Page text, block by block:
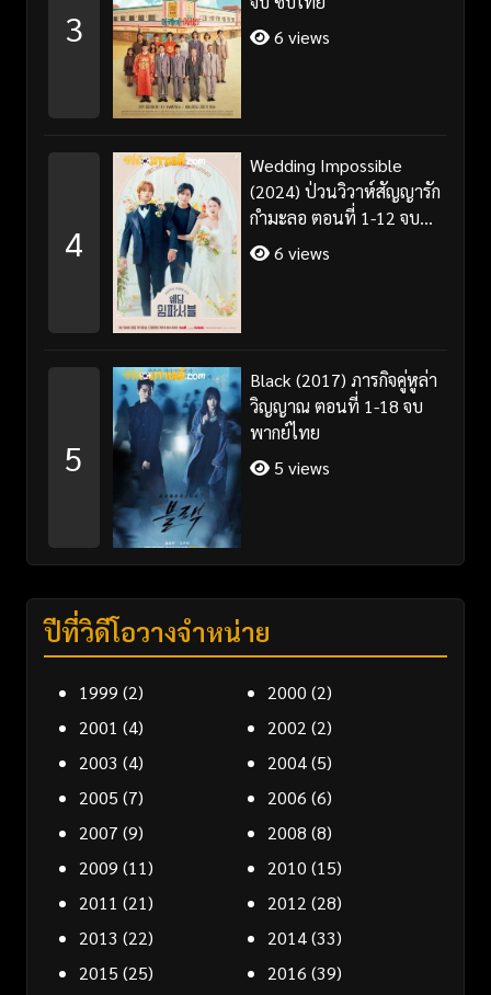
3
6 views
4
Wedding Impossible
(2024) ป่วนวิวาห์สัญญารัก
กำมะลอ ตอนที่ 1-12 จบ
พากย์ไทย/ซับไทย
6 views
5
Black (2017) ภารกิจคู่หูล่า
วิญญาณ ตอนที่ 1-18 จบ
พากย์ไทย
5 views
ปีที่วิดีโอวางจำหน่าย
1999 (2) 2000 (2)
2001 (4) 2002 (2)
2003 (4) 2004(5)
2005 (7) 2006 (6)
2007 (9) 2008 (8)
2009 (11) 2010 (15)
2011 (21) 2012 (28)
2013 (22) 2014(33)
2015 (25) 2016 (39)